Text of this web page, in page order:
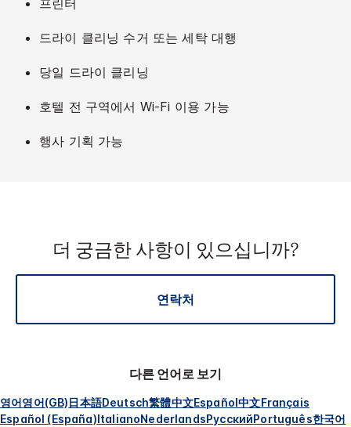
프린터
드라이 클리닝 수거 또는 세탁 대행
당일 드라이 클리닝
호텔 전 구역에서 Wi-Fi 이용 가능
행사 기획 가능
더 궁금한 사항이 있으십니까?
연락처
다른 언어로 보기
영어영어(GB)日本語Deutsch繁體中文Español中文Français
Español (España)ItalianoNederlandsРусскийPortuguês한국어